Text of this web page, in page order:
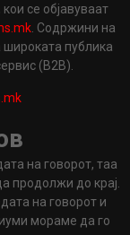
се објавуваат
. Содржини на
публика
(B2B).
на говорот, таа
продолжи до крај.
на говорот и
мораме да го